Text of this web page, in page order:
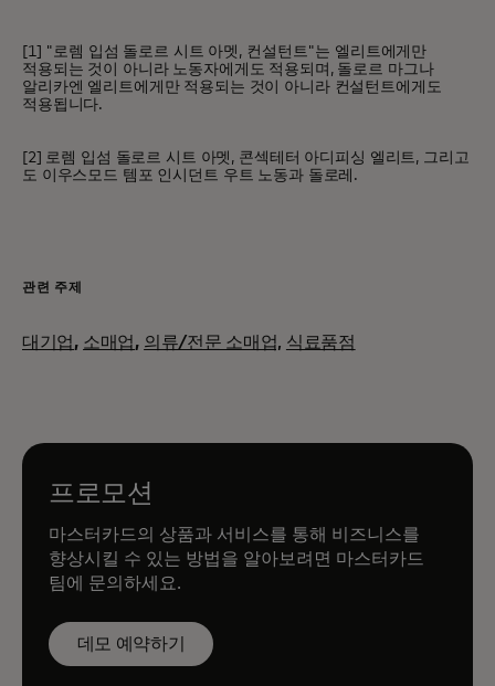
[1] "로렘 입섬 돌로르 시트 아멧, 컨설턴트"는 엘리트에게만
적용되는 것이 아니라 노동자에게도 적용되며, 돌로르 마그나
알리카엔 엘리트에게만 적용되는 것이 아니라 컨설턴트에게도
적용됩니다.
[2] 로렘 입섬 돌로르 시트 아멧, 콘섹테터 아디피싱 엘리트, 그리고
도 이우스모드 템포 인시던트 우트 노동과 돌로레.
관련 주제
대기업, 소매업, 의류/전문 소매업, 식료품점
프로모션
마스터카드의 상품과 서비스를 통해 비즈니스를
향상시킬 수 있는 방법을 알아보려면 마스터카드
팀에 문의하세요.
데모 예약하기